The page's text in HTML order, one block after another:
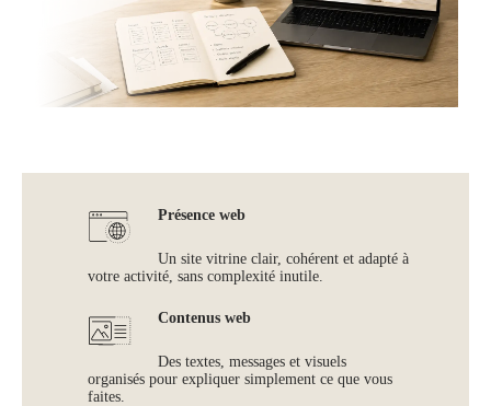
Présence web
Un site vitrine clair, cohérent et adapté à
votre activité, sans complexité inutile.
Contenus web
Des textes, messages et visuels
organisés pour expliquer simplement ce que vous
faites.